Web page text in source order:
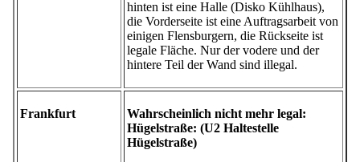
hinten ist eine Halle (Disko Kühlhaus),
die Vorderseite ist eine Auftragsarbeit von
einigen Flensburgern, die Rückseite ist
legale Fläche. Nur der vodere und der
hintere Teil der Wand sind illegal.
Frankfurt
Wahrscheinlich nicht mehr legal:
Hügelstraße: (U2 Haltestelle
Hügelstraße)